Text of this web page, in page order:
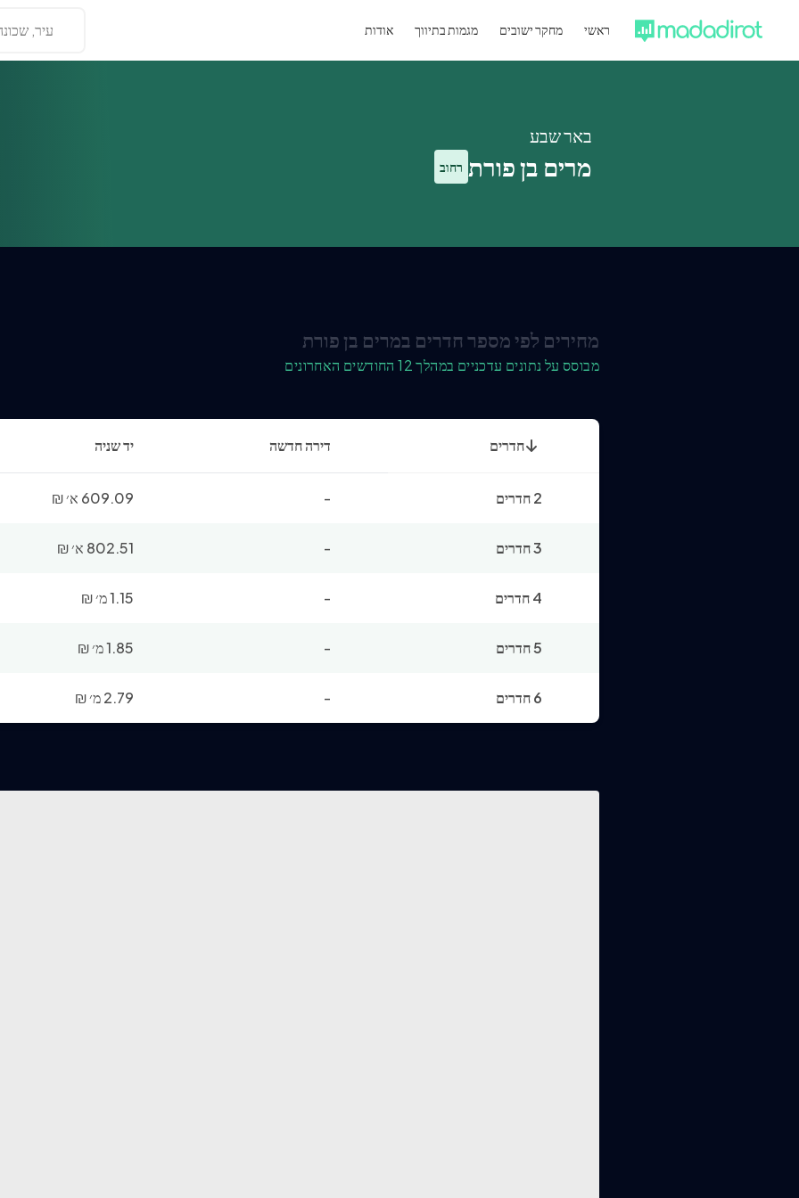
ראשי מחקר ישובים מגמות בתיווך אודות עיר,
באר שבע
מרים בן פורת רחוב
מחירים לפי מספר חדרים במרים בן פורת
מבוסס על נתונים עדכניים במהלך 12 החודשים האחרונים
חדרים דירה חדשה יד שניה
2 חדרים - 609.09 א׳ ₪
3 חדרים - 802.51 א׳ ₪
4 חדרים - 1.15 מ׳ ₪
5 חדרים - 1.85 מ׳ ₪
6 חדרים - 2.79 מ׳ ₪